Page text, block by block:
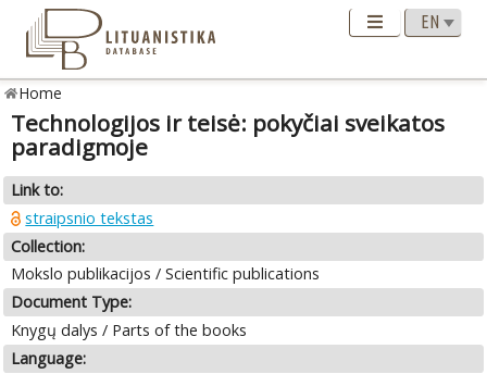
Home
Technologijos ir teisė: pokyčiai sveikatos
paradigmoje
Link to:
straipsnio tekstas
Collection:
Mokslo publikacijos / Scientific publications
Document Type:
Knygų dalys / Parts of the books
Language: